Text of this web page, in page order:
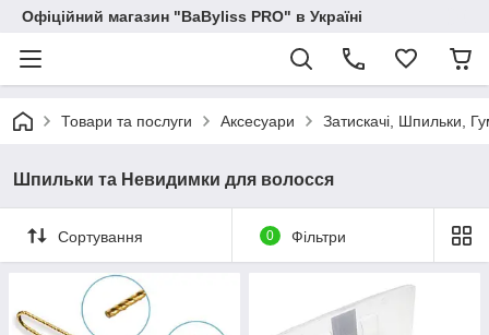
Офіційний магазин "BaByliss PRO" в Україні
Товари та послуги Аксесуари Затискачі, Шпильки,
Шпильки та Невидимки для волосся
Сортування 0 Фільтри